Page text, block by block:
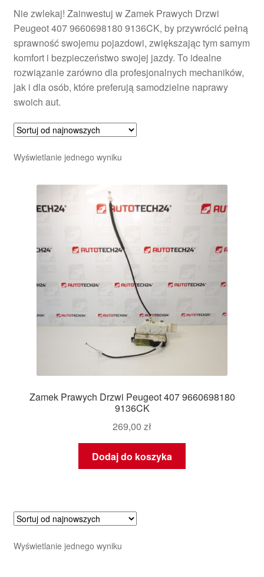
Nie zwlekaj! Zainwestuj w Zamek Prawych Drzwi
Peugeot 407 9660698180 9136CK, by przywrócić pełną
sprawność swojemu pojazdowi, zwiększając tym samym
komfort i bezpieczeństwo swojej jazdy. To idealne
rozwiązanie zarówno dla profesjonalnych mechaników,
jak i dla osób, które preferują samodzielne naprawy
swoich aut.
Wyświetlanie jednego wyniku
Zamek Prawych Drzwi Peugeot 407 9660698180
9136CK
269,00 zł
Dodaj do koszyka
Wyświetlanie jednego wyniku